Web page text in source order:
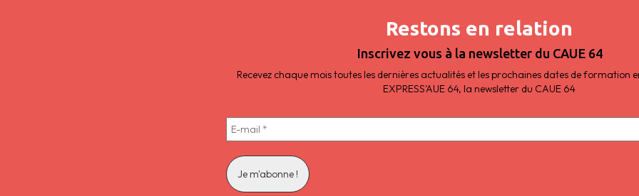
Restons en relation
Inscrivez vous à la newsletter du CAUE 64
Recevez chaque mois toutes les dernières actualités et les prochaines dates de formation
EXPRESS'AUE 64, la newsletter du CAUE 64